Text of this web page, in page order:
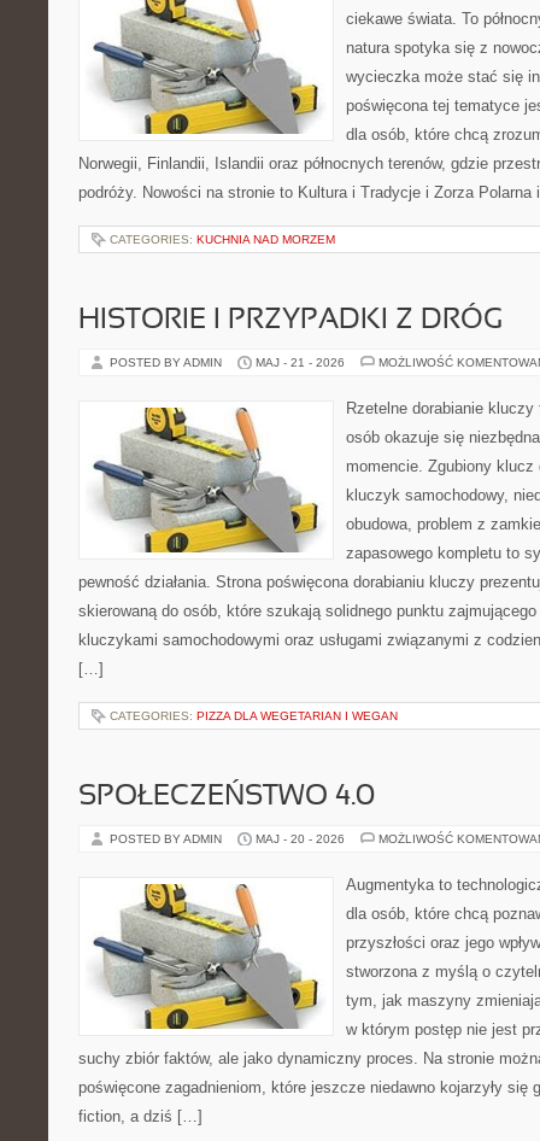
ciekawe świata. To
natura spotyka się z
wycieczka może stać się
poświęcona tej tematyce
dla osób, które chcą
Norwegii, Finlandii, Islandii oraz północnych terenów, gdzie
podróży. Nowości na stronie to Kultura i Tradycje i Zorza
CATEGORIES: KUCHNIA NAD MORZEM
HISTORIE I PRZYPADKI Z DRÓG
POSTED BY ADMIN MAJ - 21 - 2026 MOŻLIWOŚĆ
Rzetelne dorabianie
osób okazuje się
momencie. Zgubiony
kluczyk samochodowy,
obudowa, problem z
zapasowego kompletu to
pewność działania. Strona poświęcona dorabianiu kluczy
skierowaną do osób, które szukają solidnego punktu
kluczykami samochodowymi oraz usługami związanymi z
[…]
CATEGORIES: PIZZA DLA WEGETARIAN I WEGAN
SPOŁECZEŃSTWO 4.0
POSTED BY ADMIN MAJ - 20 - 2026 MOŻLIWOŚĆ
Augmentyka to
dla osób, które chcą
przyszłości oraz jego
stworzona z myślą o
tym, jak maszyny
w którym postęp nie jest
suchy zbiór faktów, ale jako dynamiczny proces. Na stronie
poświęcone zagadnieniom, które jeszcze niedawno kojarzyły się
fiction, a dziś […]